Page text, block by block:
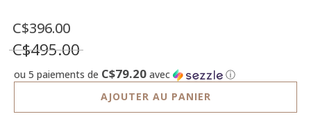
C$396.00
C$495.00
ou 5 paiements de C$79.20 avec
ⓘ
AJOUTER AU PANIER